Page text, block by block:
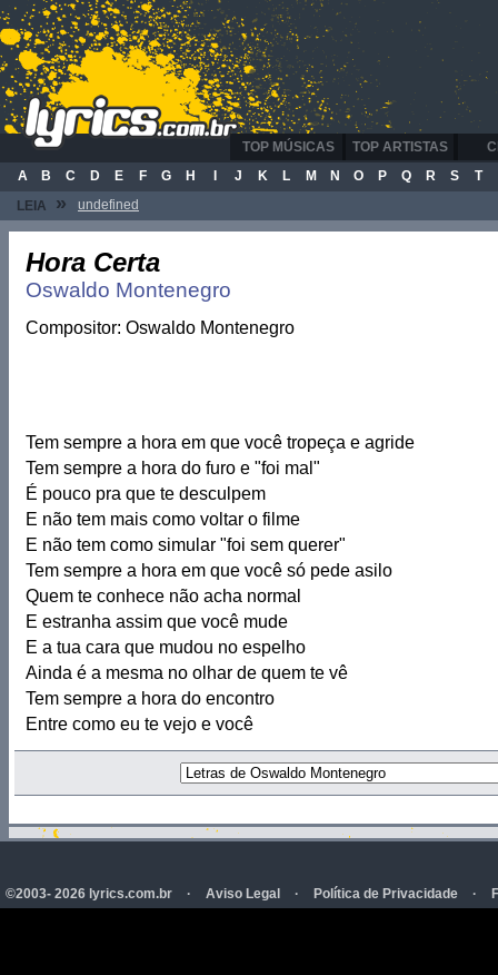
TOP ARTISTAS
TOP MÚSICAS
A
B C D E F G H J K L M N O P Q R S T
LEIA
» undefined
Hora Certa
Oswaldo Montenegro
Compositor: Oswaldo Montenegro
Tem sempre a hora em que você tropeça e agride
Tem sempre a hora do furo e "foi mal"
É pouco pra que te desculpem
E não tem mais como voltar o filme
E não tem como simular "foi sem querer"
Tem sempre a hora em que você só pede asilo
Quem te conhece não acha normal
E estranha assim que você mude
E a tua cara que mudou no espelho
Ainda é a mesma no olhar de quem te vê
Tem sempre a hora do encontro
Entre como eu te vejo e você
©2003- 2026 lyrics.com.br · Aviso Legal · Política de Privacidade ·